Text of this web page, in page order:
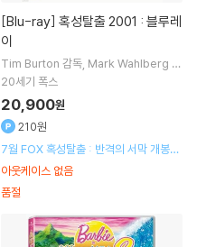
[Blu-ray]
이
Tim Burton 감독 Mark Wahlberg 주
연 Helena Bonham Carter
20세기 폭스
아웃케이스 없음
20,900원
210원
7월 FOX 혹성탈출 : 반격의 서막 개봉기
념 할인행사
품절